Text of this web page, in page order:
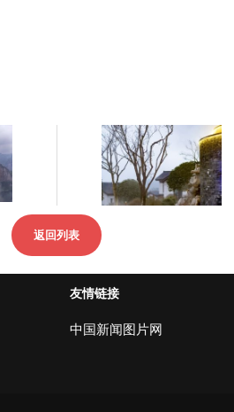
返回列表
友情链接
中国新闻图片网